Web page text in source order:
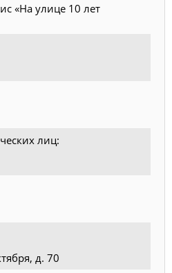
«На улице 10 лет
лиц:
д. 70